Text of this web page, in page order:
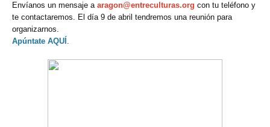
Envíanos un mensaje a aragon@entreculturas.org con tu teléfono y
te contactaremos. El día 9 de abril tendremos una reunión para
organizarnos.
Apúntate AQUÍ .